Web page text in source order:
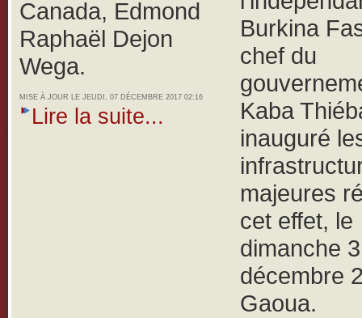
Canada, Edmond
Raphaël Dejon
Wega.
MISE À JOUR LE JEUDI, 07 DÉCEMBRE 2017 02:16
Lire la suite...
Burkina
chef du
Kaba
inauguré
majeures
cet effet, le
dimanche 3
décembre
Gaoua.